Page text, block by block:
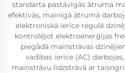
standarta pastāvīgās ātruma
efektīvās, mainīgā ātrumā
elektroniskā ierīce regulē
kontrolējot elektroenerģijas
piegādā maiņstrāvas
vadības ierīce (AC)
maiņstrāvu līdzstrāvā ar